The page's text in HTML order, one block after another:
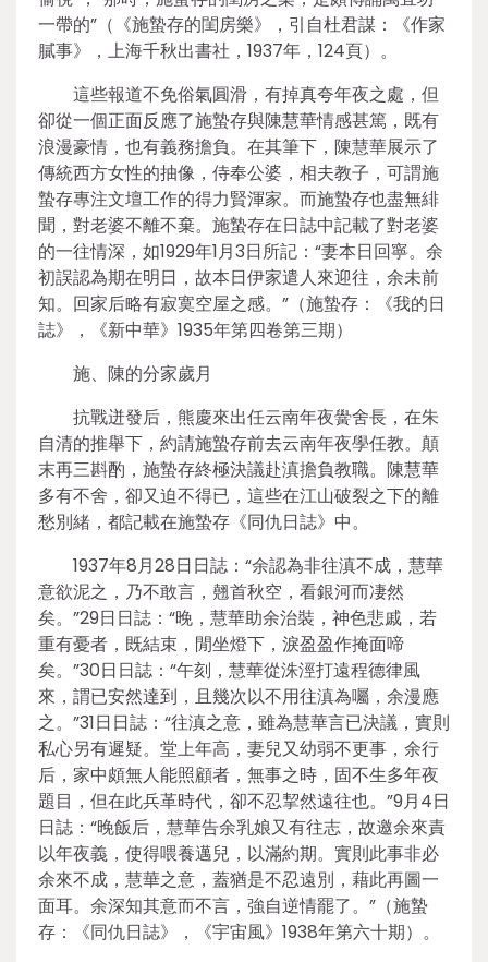
一帶的”（《施蟄存的閨房樂》，引自杜君謀：《作家
膩事》，上海千秋出書社，1937年，124頁）。
這些報道不免俗氣圓滑，有掉真夸年夜之處，但
卻從一個正面反應了施蟄存與陳慧華情感甚篤，既有
浪漫豪情，也有義務擔負。在其筆下，陳慧華展示了
傳統西方女性的抽像，侍奉公婆，相夫教子，可謂施
蟄存專注文壇工作的得力賢渾家。而施蟄存也盡無緋
聞，對老婆不離不棄。施蟄存在日誌中記載了對老婆
的一往情深，如1929年1月3日所記：“妻本日回寧。余
初誤認為期在明日，故本日伊家遣人來迎往，余未前
知。回家后略有寂寞空屋之感。”（施蟄存：《我的日
誌》，《新中華》1935年第四卷第三期）
施、陳的分家歲月
抗戰迸發后，熊慶來出任云南年夜黌舍長，在朱
自清的推舉下，約請施蟄存前去云南年夜學任教。顛
末再三斟酌，施蟄存終極決議赴滇擔負教職。陳慧華
多有不舍，卻又迫不得已，這些在江山破裂之下的離
愁別緒，都記載在施蟄存《同仇日誌》中。
1937年8月28日日誌：“余認為非往滇不成，慧華
意欲泥之，乃不敢言，翹首秋空，看銀河而凄然
矣。”29日日誌：“晚，慧華助余治裝，神色悲戚，若
重有憂者，既結束，閒坐燈下，淚盈盈作掩面啼
矣。”30日日誌：“午刻，慧華從洙涇打遠程德律風
來，謂已安然達到，且幾次以不用往滇為囑，余漫應
之。”31日日誌：“往滇之意，雖為慧華言已決議，實則
私心另有遲疑。堂上年高，妻兒又幼弱不更事，余行
后，家中頗無人能照顧者，無事之時，固不生多年夜
題目，但在此兵革時代，卻不忍挈然遠往也。”9月4日
日誌：“晚飯后，慧華告余乳娘又有往志，故邀余來責
以年夜義，使得喂養邁兒，以滿約期。實則此事非必
余來不成，慧華之意，蓋猶是不忍遠別，藉此再圖一
面耳。余深知其意而不言，強自逆情罷了。”（施蟄
存：《同仇日誌》，《宇宙風》1938年第六十期）。